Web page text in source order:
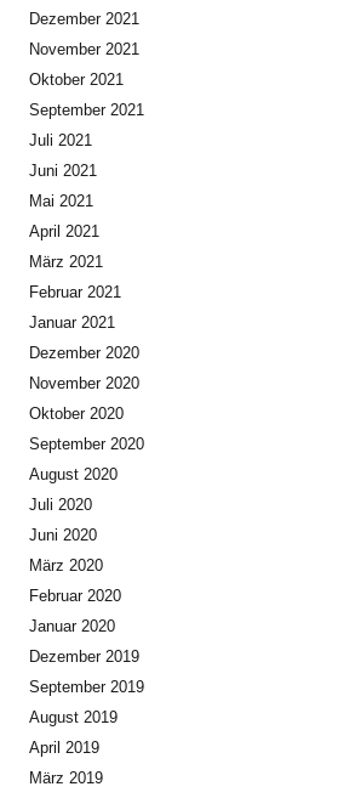
Dezember 2021
November 2021
Oktober 2021
September 2021
Juli 2021
Juni 2021
Mai 2021
April 2021
März 2021
Februar 2021
Januar 2021
Dezember 2020
November 2020
Oktober 2020
September 2020
August 2020
Juli 2020
Juni 2020
März 2020
Februar 2020
Januar 2020
Dezember 2019
September 2019
August 2019
April 2019
März 2019